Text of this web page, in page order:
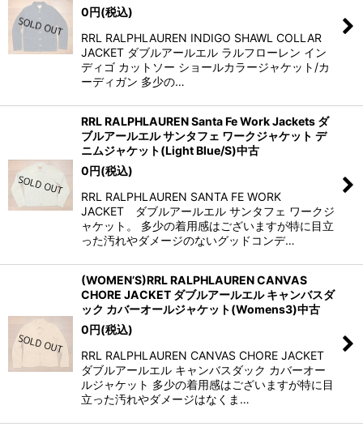
0円(税込)
RRL RALPHLAUREN INDIGO SHAWL COLLAR
JACKET ダブルアールエル ラルフローレン イン
ディゴ カットソー ショールカラージャケット/カ
ーディガン 多少の…
RRL RALPHLAUREN Santa Fe Work Jackets ダ
ブルアールエル サンタフェ ワークジャケット デ
ニムジャケット(Light Blue/S)中古
0円(税込)
RRL RALPHLAUREN SANTA FE WORK
JACKET ダブルアールエル サンタフェ ワークジ
ャケット。 多少の着用感はございますが特に目立
った汚れやダメージのないグッドコンデ…
(WOMEN’S)RRL RALPHLAUREN CANVAS
CHORE JACKET ダブルアールエル キャンバスダ
ック カバーオールジャケット(Womens3)中古
0円(税込)
RRL RALPHLAUREN CANVAS CHORE JACKET
ダブルアールエル キャンバスダック カバーオー
ルジャケット 多少の着用感はございますが特に目
立った汚れやダメージはなくま…